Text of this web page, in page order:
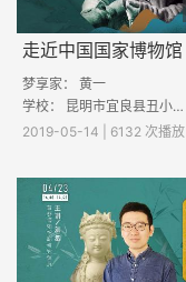
走近中国国家博物馆
梦享家： 黄一
学校： 昆明市宜良县丑小鸭中学；亳州市涡阳县丹城学区谢庙小学；甘肃省甘谷县大石镇马窑小学
2019-05-14 | 6132 次播放